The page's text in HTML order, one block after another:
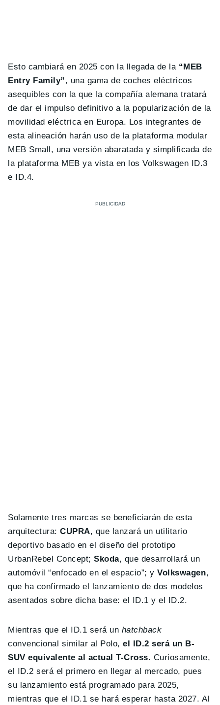
Esto cambiará en 2025 con la llegada de la “MEB
Entry Family”, una gama de coches eléctricos
asequibles con la que la compañía alemana tratará
de dar el impulso definitivo a la popularización de la
movilidad eléctrica en Europa. Los integrantes de
esta alineación harán uso de la plataforma modular
MEB Small, una versión abaratada y simplificada de
la plataforma MEB ya vista en los Volkswagen ID.3
e ID.4.
Solamente tres marcas se beneficiarán de esta
arquitectura:CUPRA, que lanzará un utilitario
deportivo basado en el diseño del prototipo
UrbanRebel Concept;Skoda, que desarrollará un
automóvil “enfocado en el espacio”; yVolkswagen,
que ha confirmado el lanzamiento de dos modelos
asentados sobre dicha base: el ID.1 y el ID.2.
Mientras que el ID.1 será un hatchback
convencional similar al Polo,el ID.2 será un B-
SUV equivalente al actual T-Cross. Curiosamente,
el ID.2 será el primero en llegar al mercado, pues
su lanzamiento está programado para 2025,
mientras que el ID.1 se hará esperar hasta 2027. Al